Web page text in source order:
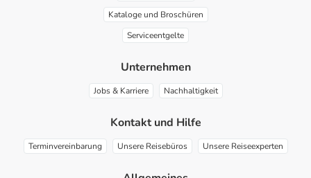
Kataloge und Broschüren
Serviceentgelte
Unternehmen
Jobs & Karriere Nachhaltigkeit
Kontakt und Hilfe
Terminvereinbarung Unsere Reisebüros Unsere Reiseexperten